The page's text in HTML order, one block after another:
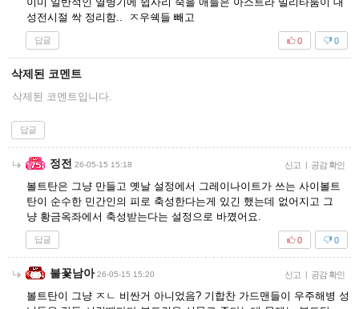
성전시절 싹 정리함.. ㅈ우쉑들 빼고
답글 0
0
삭제된 코멘트
삭제된 코멘트입니다.
답글
정전 26-05-15 15:18 신고 | 공감 확인
볼트탄은 그냥 만들고 옛날 설정에서 그레이나이트가 쓰는 사이볼트
탄이 순수한 민간인의 피로 축성한다는게 있긴 했는데 없어지고 그
냥 황금옥좌에서 축성받는다는 설정으로 바꼈어요.
답글 0
0
불꽃남아 26-05-15 15:20 신고 | 공감 확인
볼트탄이 그냥 ㅈㄴ 비싼거 아니었음? 기합찬 가드맨들이 우주해병 성